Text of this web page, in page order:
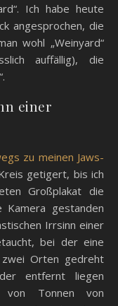
Ich habe heute
angesprochen, die
wohl „Weinyard“
auffällig), die
einer
zu meinen Jaws-
getigert, bis ich
Großplakat die
gestanden
Irrsinn einer
bei der eine
Orten gedreht
entfernt liegen
von Tonnen von